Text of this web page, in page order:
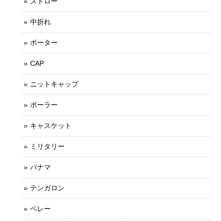
中折れ
ボーター
CAP
ニットキャップ
ボーラー
キャスケット
ミリタリー
パナマ
テンガロン
ベレー